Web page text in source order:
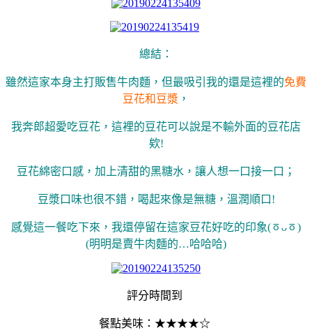
總結：
雖然這家本身主打販售牛肉麵， 但最吸引我的還是這裡的免費
豆花和豆漿 ，
我奔郎超愛吃豆花， 這裡的豆花可以說是不輸外面的豆花店
欸!
豆花綿密口感，加上清甜的黑糖水，讓人想一口接一口；
豆漿口味也很不錯，喝起來像是無糖，溫潤順口!
感覺這一餐吃下來，我還停留在這家豆花好吃的印象(ㆆᴗㆆ)
(明明是賣牛肉麵的…哈哈哈)
評分時間到
餐點美味： ★★★★☆